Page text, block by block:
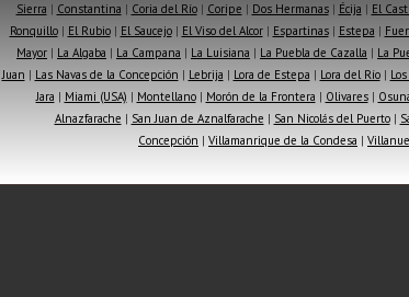
Sierra | Constantina | Coria del Río| Coripe | Dos Hermanas| Écija | El
Ronquillo| El Rubio| El Saucejo| El Viso del Alcor| Espartinas| Estepa |
Mayor | La Algaba | La Campana | La Luisiana | La Puebla de Cazalla | La
Juan | Las Navas de la Concepción | Lebrija | Lora de Estepa | Lora del Río|
Jara | Miami (USA) | Montellano| Morón de la Frontera | Olivares|
Alnazfarache | San Juan de Aznalfarache | San Nicolás del Puerto|
Concepción | Villamanrique de la Condesa |